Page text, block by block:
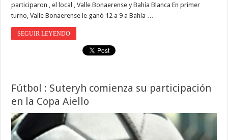
participaron , el local , Valle Bonaerense y Bahía Blanca En primer
turno, Valle Bonaerense le ganó 12 a 9 a Bahía …
SEGUIR LEYENDO
Fútbol : Suteryh comienza su participación
en la Copa Aiello